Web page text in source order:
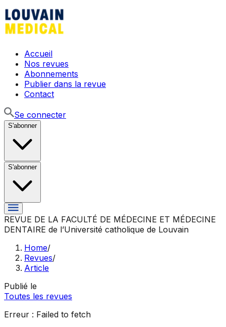
Accueil
Nos revues
Abonnements
Publier dans la revue
Contact
Se connecter
S'abonner
S'abonner
REVUE DE LA FACULTÉ DE MÉDECINE ET MÉDECINE
DENTAIRE de l’Université catholique de Louvain
Home/
Revues/
Article
Publié le
Toutes les revues
Erreur : Failed to fetch